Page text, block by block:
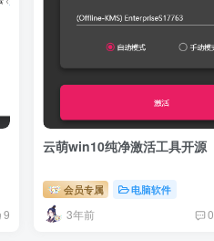
9
云萌win10纯净激活工具开源
会员专属 电脑软件
3年前 0